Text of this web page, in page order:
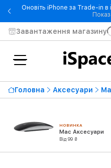
Оновіть iPhone за Trade-in
Завантаження магазину
Головна Аксесуари
НОВИНКА
Mac Аксесуари
Від 99 ₴